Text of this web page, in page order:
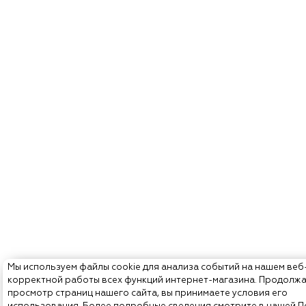
Мы используем файлы cookie для анализа событий на нашем
корректной работы всех функций интернет-магазина.
просмотр страниц нашего сайта, вы принимаете условия его